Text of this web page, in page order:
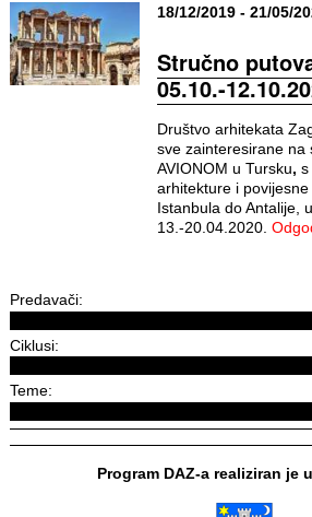
18/12/2019 - 21/05/
Stručno
05.10.-
Društvo arhitekata
sve zainteresirane na
AVIONOM u Tursku, s
arhitekture i
Istanbula do Antalije,
13.-20.04.2020.
Predavači:
Ciklusi:
Teme:
Program DAZ-a realiziran je